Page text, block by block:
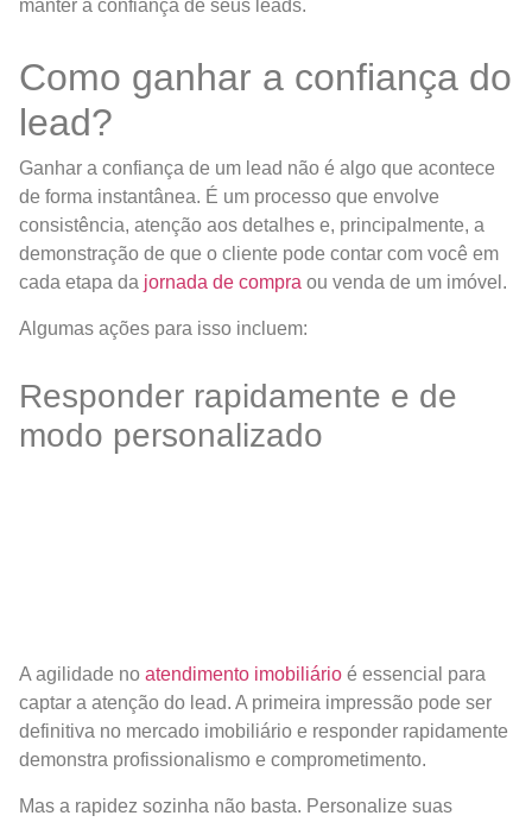
manter a confiança de seus leads.
Como ganhar a confiança do
lead?
Ganhar a confiança de um lead não é algo que acontece
de forma instantânea. É um processo que envolve
consistência, atenção aos detalhes e, principalmente, a
demonstração de que o cliente pode contar com você em
cada etapa da jornada de compra ou venda de um imóvel.
Algumas ações para isso incluem:
Responder rapidamente e de
modo personalizado
A agilidade no atendimento imobiliário é essencial para
captar a atenção do lead. A primeira impressão pode ser
definitiva no mercado imobiliário e responder rapidamente
demonstra profissionalismo e comprometimento.
Mas a rapidez sozinha não basta. Personalize suas